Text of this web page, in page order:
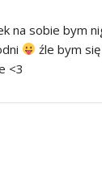
na sobie bym
źle bym
<3